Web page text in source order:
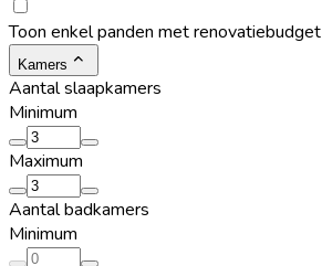
Toon enkel panden met renovatiebudget
Kamers
Aantal slaapkamers
Minimum
Maximum
Aantal badkamers
Minimum